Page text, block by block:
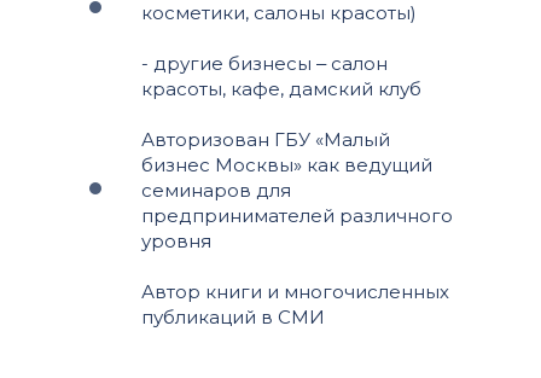
косметики, салоны красоты)
- другие бизнесы ‒ салон
красоты, кафе, дамский клуб
Авторизован ГБУ «Малый
бизнес Москвы» как ведущий
семинаров для
предпринимателей различного
уровня
Автор книги и многочисленных
публикаций в СМИ